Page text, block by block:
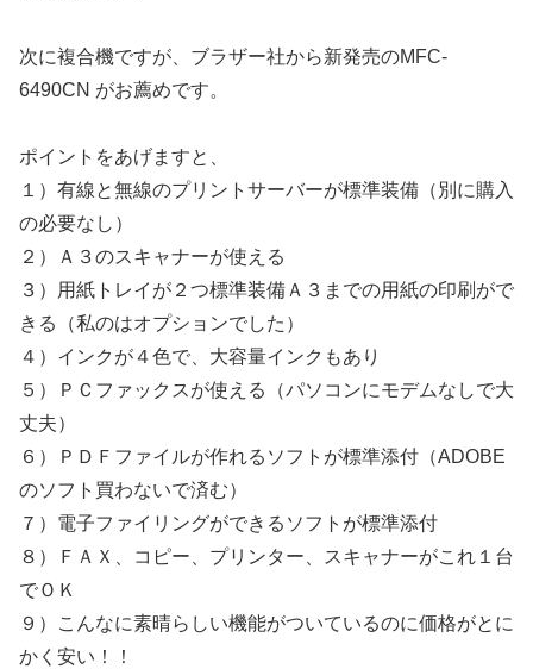
次に複合機ですが、ブラザー社から新発売のMFC-
6490CN がお薦めです。
ポイントをあげますと、
１）有線と無線のプリントサーバーが標準装備（別に購入
の必要なし）
２）Ａ３のスキャナーが使える
３）用紙トレイが２つ標準装備Ａ３までの用紙の印刷がで
きる（私のはオプションでした）
４）インクが４色で、大容量インクもあり
５）ＰＣファックスが使える（パソコンにモデムなしで大
丈夫）
６）ＰＤＦファイルが作れるソフトが標準添付（ADOBE
のソフト買わないで済む）
７）電子ファイリングができるソフトが標準添付
８）ＦＡＸ、コピー、プリンター、スキャナーがこれ１台
でＯＫ
９）こんなに素晴らしい機能がついているのに価格がとに
かく安い！！